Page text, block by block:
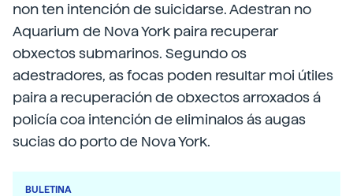
non ten intención de suicidarse. Adestran no
Aquarium de Nova York paira recuperar
obxectos submarinos. Segundo os
adestradores, as focas poden resultar moi útiles
paira a recuperación de obxectos arroxados á
policía coa intención de eliminalos ás augas
sucias do porto de Nova York.
BULETINA